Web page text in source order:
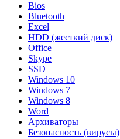
Bios
Bluetooth
Excel
HDD (жесткий диск)
Office
Skype
SSD
Windows 10
Windows 7
Windows 8
Word
Архиваторы
Безопасность (вирусы)